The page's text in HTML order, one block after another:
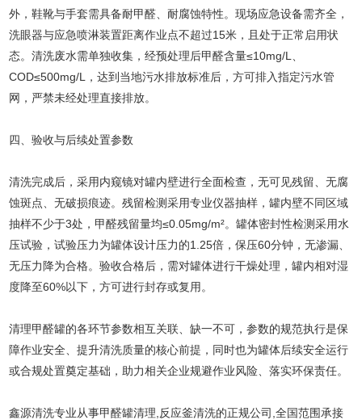
外，鞋靴与手套需具备耐甲醛、耐腐蚀特性。现场应急设备需齐全，
洗眼器与应急喷淋装置距离作业点不超过15米，且处于正常启用状
态。清洗废水需单独收集，经预处理后甲醛含量≤10mg/L、
COD≤500mg/L，达到当地污水排放标准后，方可排入指定污水管
网，严禁未经处理直接排放。
四、验收与后续处置参数
清洗完成后，采用内窥镜对罐内壁进行全面检查，无可见残留、无腐
蚀斑点、无破损痕迹。残留检测采用专业仪器抽样，罐内壁不同区域
抽样不少于3处，甲醛残留量均≤0.05mg/m²。罐体密封性检测采用水
压试验，试验压力为罐体设计压力的1.25倍，保压60分钟，无渗漏、
无压力降为合格。验收合格后，需对罐体进行干燥处理，罐内相对湿
度降至60%以下，方可进行封存或复用。
清理甲醛罐的各环节参数相互关联、缺一不可，参数的规范执行是保
障作业安全、提升清洗质量的核心前提，同时也为罐体后续安全运行
或合规处置奠定基础，助力相关企业规避作业风险、落实环保责任。
鑫源清洗专业从事甲醛罐清理,反应釜清洗的正规公司,全国范围承接